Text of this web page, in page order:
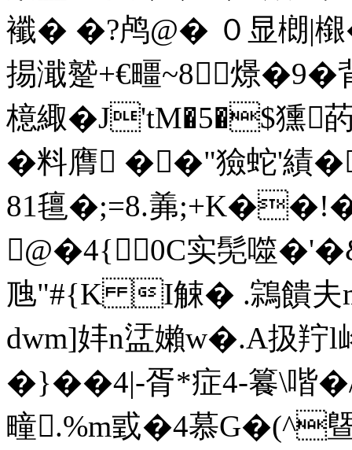
襳 � �?鸬@� ０显樃|
掦濈蹵+€疅~8燝
檍緅�J'tM�5�$獯
�料膺 ��"獫蛇'績
81氊�;=8.羛;+K��!�
@�4{0C实髧噬�'�&
虺"#{K I觫� .鶎饋
dwm]妦n盓嬾w�.A扱
�}��4|-胥*症4-籑\
疃.%m戜�4慕G�(^